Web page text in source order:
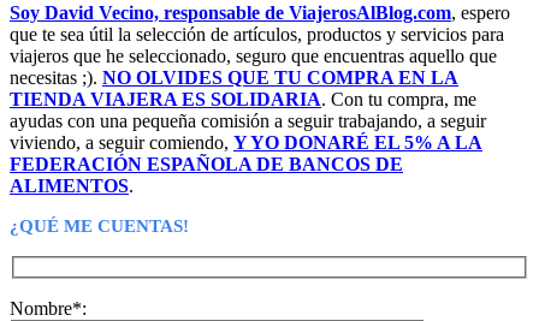
Soy David Vecino, responsable de ViajerosAlBlog.com, espero
que te sea útil la selección de artículos, productos y servicios para
viajeros que he seleccionado, seguro que encuentras aquello que
necesitas ;). NO OLVIDES QUE TU COMPRA EN LA
TIENDA VIAJERA ES SOLIDARIA. Con tu compra, me
ayudas con una pequeña comisión a seguir trabajando, a seguir
viviendo, a seguir comiendo, Y YO DONARÉ EL 5% A LA
FEDERACIÓN ESPAÑOLA DE BANCOS DE
ALIMENTOS.
¿QUÉ ME CUENTAS!
Nombre*: